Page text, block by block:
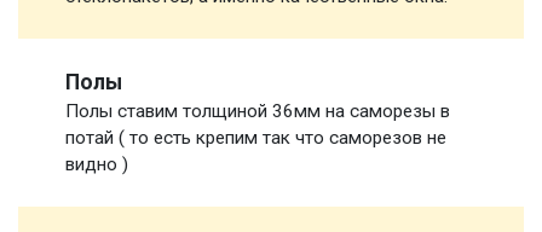
Полы
Полы ставим толщиной 36мм на саморезы в
потай ( то есть крепим так что саморезов не
видно )